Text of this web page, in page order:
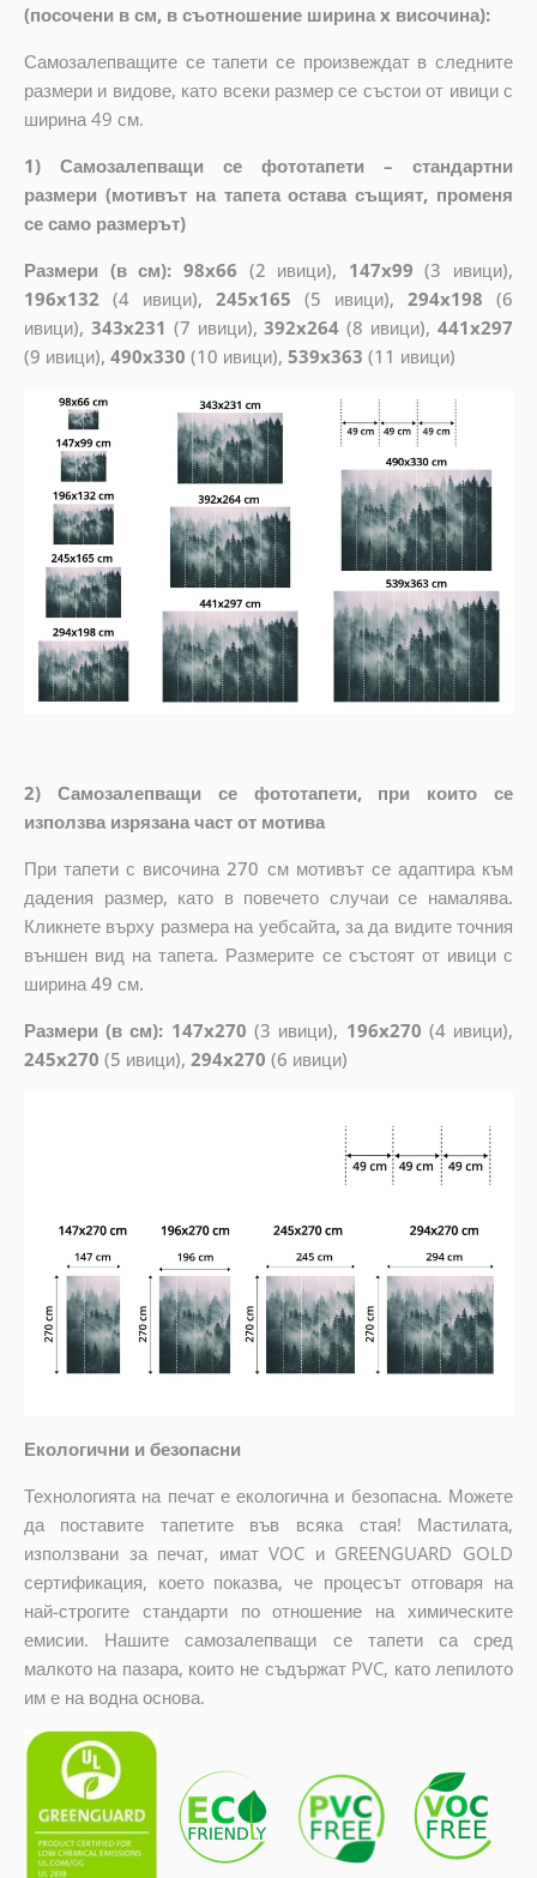
(посочени в см, в съотношение ширина x височина):
Самозалепващите се тапети се произвеждат в следните
размери и видове, като всеки размер се състои от ивици с
ширина 49 см.
1) Самозалепващи се фототапети – стандартни
размери (мотивът на тапета остава същият, променя
се само размерът)
Размери (в см): 98x66 (2 ивици), 147x99 (3 ивици),
196x132 (4 ивици), 245x165 (5 ивици),294x198 (6
ивици), 343x231 (7 ивици),392x264 (8 ивици),441x297
(9 ивици), 490x330 (10 ивици), 539x363 (11 ивици)
2) Самозалепващи се фототапети, при които се
използва изрязана част от мотива
При тапети с височина 270 см мотивът се адаптира към
дадения размер, като в повечето случаи се намалява.
Кликнете върху размера на уебсайта, за да видите точния
външен вид на тапета. Размерите се състоят от ивици с
ширина 49 см.
Размери (в см): 147x270 (3 ивици), 196x270 (4 ивици),
245x270 (5 ивици), 294x270 (6 ивици)
Екологични и безопасни
Технологията на печат е екологична и безопасна. Можете
да поставите тапетите във всяка стая! Мастилата,
използвани за печат, имат VOC и GREENGUARD GOLD
сертификация, което показва, че процесът отговаря на
най-строгите стандарти по отношение на химическите
емисии. Нашите самозалепващи се тапети са сред
малкото на пазара, които не съдържат PVC, като лепилото
им е на водна основа.